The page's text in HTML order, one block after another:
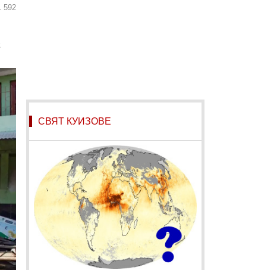
592
СВЯТ КУИЗОВЕ